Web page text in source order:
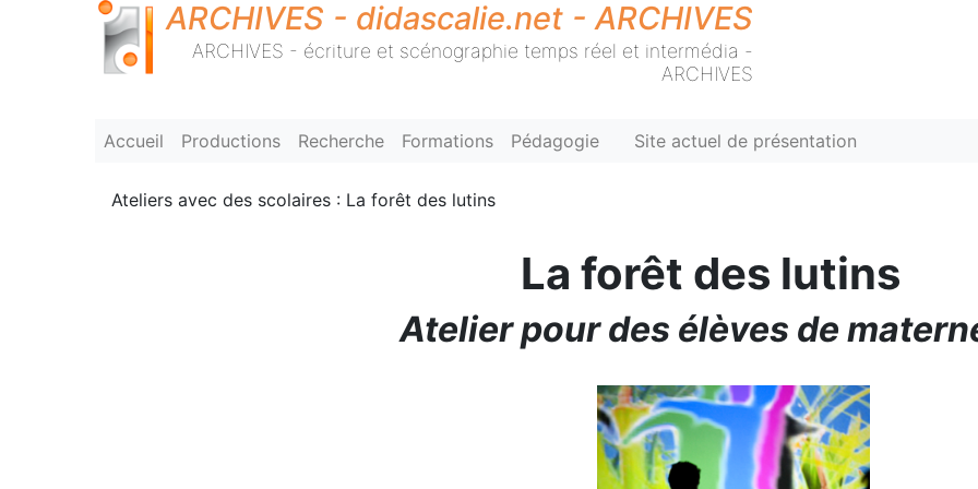
ARCHIVES - didascalie.net - ARCHIVES
ARCHIVES - écriture et scénographie temps réel et intermédia -
ARCHIVES
Accueil Productions Recherche Formations Pédagogie Site actuel de présentation
Ateliers avec des scolaires : La forêt des lutins
La forêt des lutins
Atelier pour des élèves de